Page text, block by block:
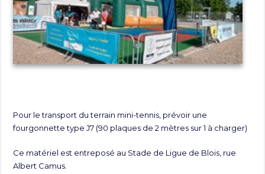
Pour le transport du terrain mini-tennis, prévoir une
fourgonnette type J7 (90 plaques de 2 mètres sur 1 à charger)
Ce matériel est entreposé au Stade de Ligue de Blois, rue
Albert Camus.